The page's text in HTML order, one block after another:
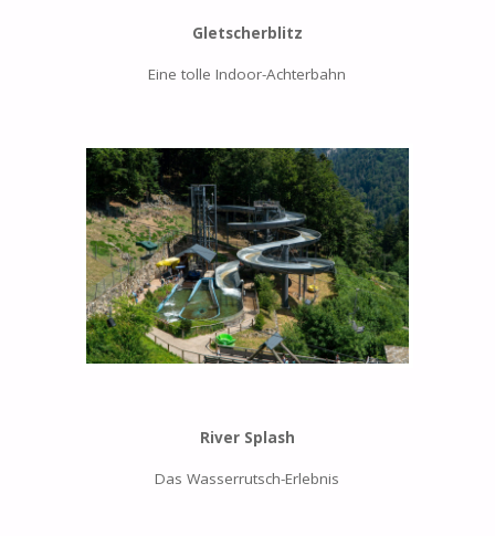
Gletscherblitz
Eine tolle Indoor-Achterbahn
River Splash
Das Wasserrutsch-Erlebnis